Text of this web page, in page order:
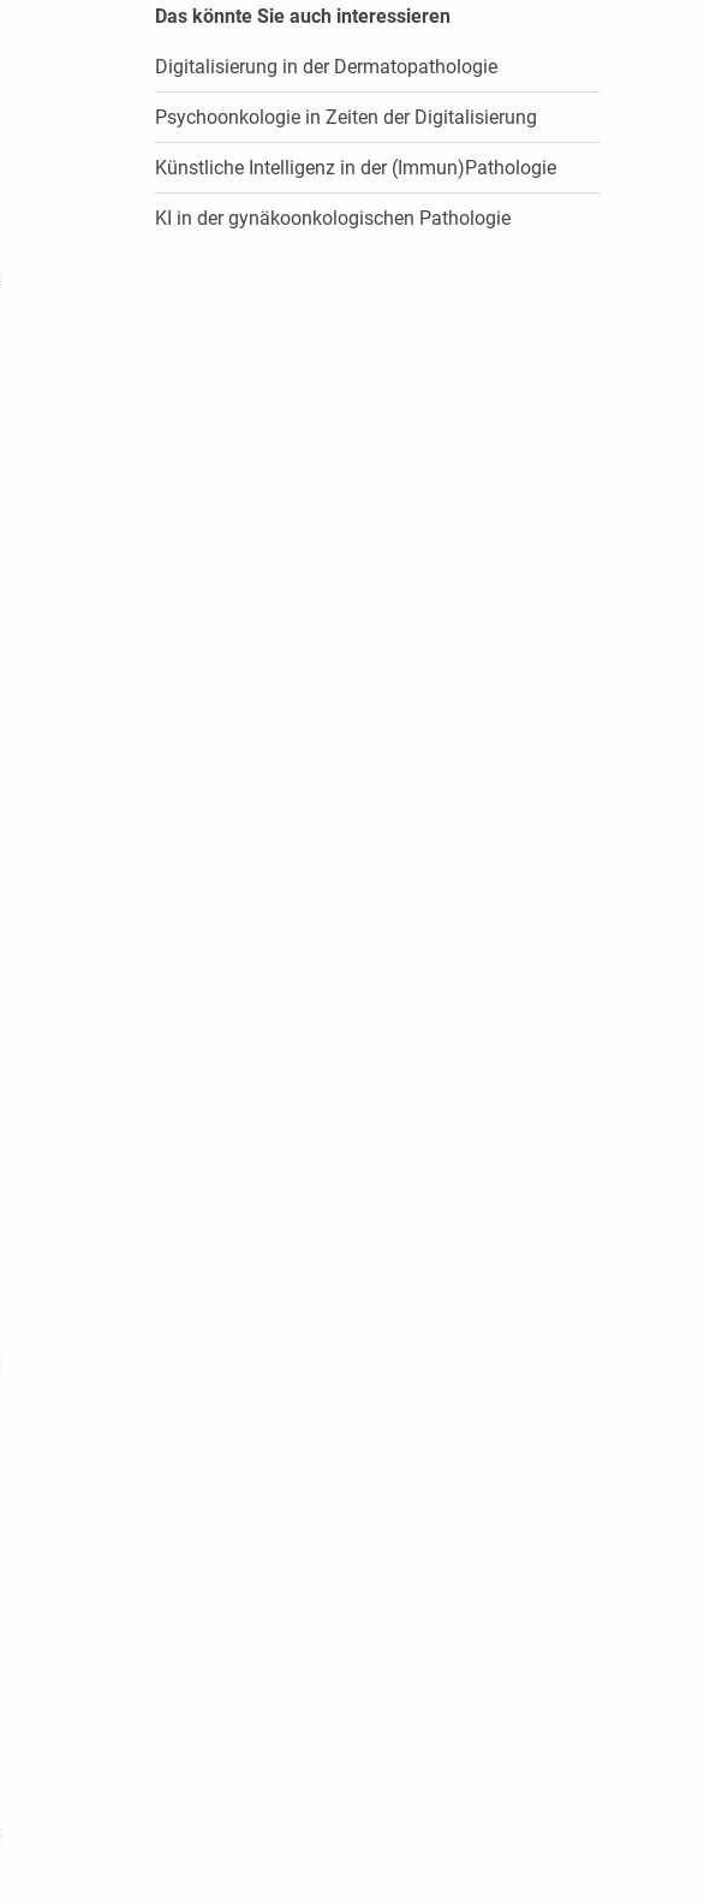
Das könnte Sie auch interessieren
Digitalisierung in der Dermatopathologie
Psychoonkologie in Zeiten der Digitalisierung
Künstliche Intelligenz in der (Immun)Pathologie
KI in der gynäkoonkologischen Pathologie